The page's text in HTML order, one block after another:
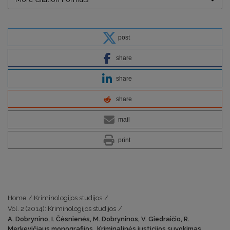
post
share
share
share
mail
print
Home / Kriminologijos studijos /
Vol. 2 (2014): Kriminologijos studijos /
A. Dobrynino, I. Čėsnienės, M. Dobryninos, V. Giedraičio, R.